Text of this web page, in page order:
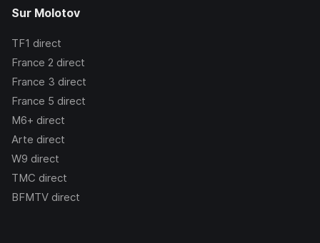
Sur Molotov
TF1 direct
France 2 direct
France 3 direct
France 5 direct
M6+ direct
Arte direct
W9 direct
TMC direct
BFMTV direct